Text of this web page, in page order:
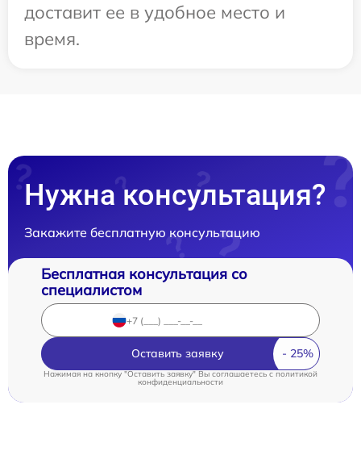
доставит ее в удобное место и
время.
Нужна консультация?
Закажите бесплатную консультацию
Бесплатная консультация со
специалистом
Оставить заявку
Нажимая на кнопку "Оставить заявку" Вы соглашаетесь c политикой
конфиденциальности